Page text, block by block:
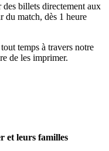
des billets directement aux
du match, dès 1 heure
temps à travers notre
de les imprimer.
et leurs familles